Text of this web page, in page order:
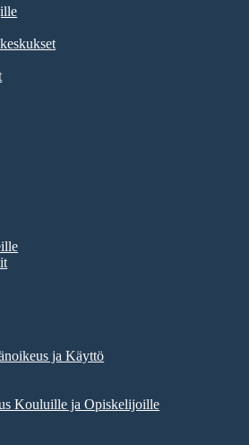
ja Käyttö
Kouluille ja Opiskelijoille